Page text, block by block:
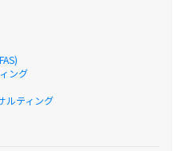
ング
ルティング